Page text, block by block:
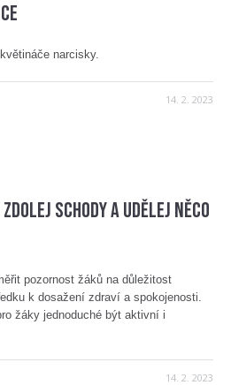
narcisky.
14. 2. 2023
zdolej schody a udělej něco
pozornost žáků na důležitost
k dosažení zdraví a spokojenosti.
žáky jednoduché být aktivní i
14. 2. 2023